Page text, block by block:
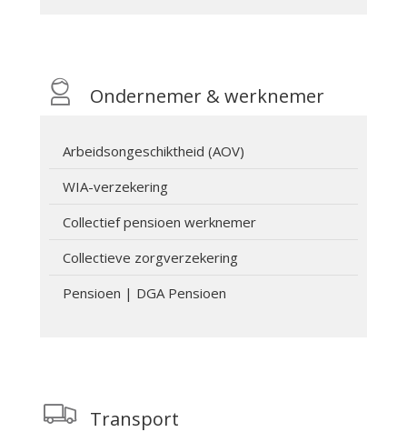
Ondernemer & werknemer
Arbeidsongeschiktheid (AOV)
WIA-verzekering
Collectief pensioen werknemer
Collectieve zorgverzekering
Pensioen | DGA Pensioen
Transport